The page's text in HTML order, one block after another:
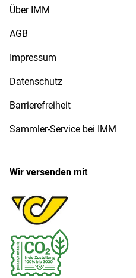
Über IMM
AGB
Impressum
Datenschutz
Barrierefreiheit
Sammler-Service bei IMM
Wir versenden mit